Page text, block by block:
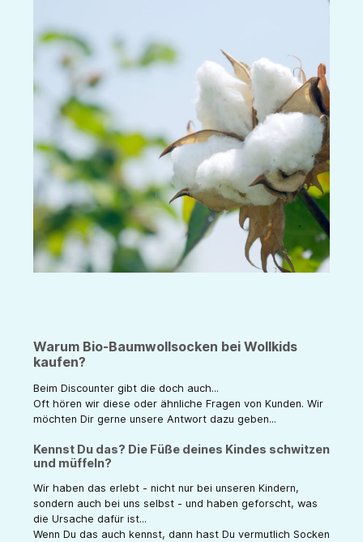
Warum Bio-Baumwollsocken bei Wollkids
kaufen?
Beim Discounter gibt die doch auch...
Oft hören wir diese oder ähnliche Fragen von Kunden. Wir
möchten Dir gerne unsere Antwort dazu geben...
Kennst Du das? Die Füße deines Kindes schwitzen
und müffeln?
Wir haben das erlebt - nicht nur bei unseren Kindern,
sondern auch bei uns selbst - und haben geforscht, was
die Ursache dafür ist...
Wenn Du das auch kennst, dann hast Du vermutlich Socken